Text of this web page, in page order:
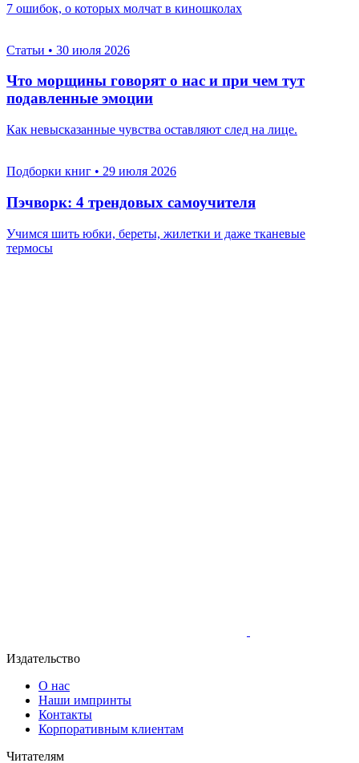
7 ошибок, о которых молчат в киношколах
Статьи • 30 июля 2026
Что морщины говорят о нас и при чем тут
подавленные эмоции
Как невысказанные чувства оставляют след на лице.
Подборки книг • 29 июля 2026
Пэчворк: 4 трендовых самоучителя
Учимся шить юбки, береты, жилетки и даже тканевые
термосы
Издательство
О нас
Наши импринты
Контакты
Корпоративным клиентам
Читателям